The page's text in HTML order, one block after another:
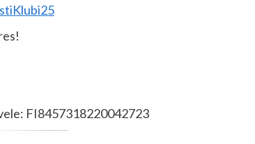
FI8457318220042723